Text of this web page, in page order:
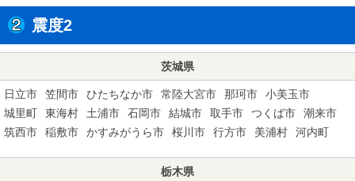
震度2
茨城県
日立市 笠間市 ひたちなか市 常陸大宮市 那珂市
小美玉市
城里町
東海村 土浦市 石岡市 結城市 取手市 つくば市
潮来市
筑西市
稲敷市 かすみがうら市 桜川市 行方市 美浦村 河内町
栃木県